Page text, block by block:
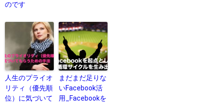
のです
人生のプライオ
リティ（優先順
位）に気づいて
まだまだ足りな
いFacebook活
用_Facebookを